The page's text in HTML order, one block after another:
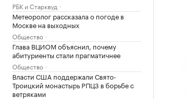
РБК и Старквуд
Метеоролог рассказала о погоде в
Москве на выходных
Общество
Глава ВЦИОМ объяснил, почему
абитуриенты стали прагматичнее
Общество
Власти США поддержали Свято-
Троицкий монастырь РПЦЗ в борьбе с
ветряками